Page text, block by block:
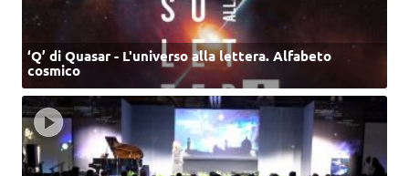
‘Q’ di Quasar - L'universo alla lettera. Alfabeto
cosmico